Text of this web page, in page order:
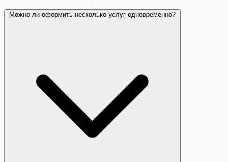
Можно ли оформить несколько услуг одновременно?